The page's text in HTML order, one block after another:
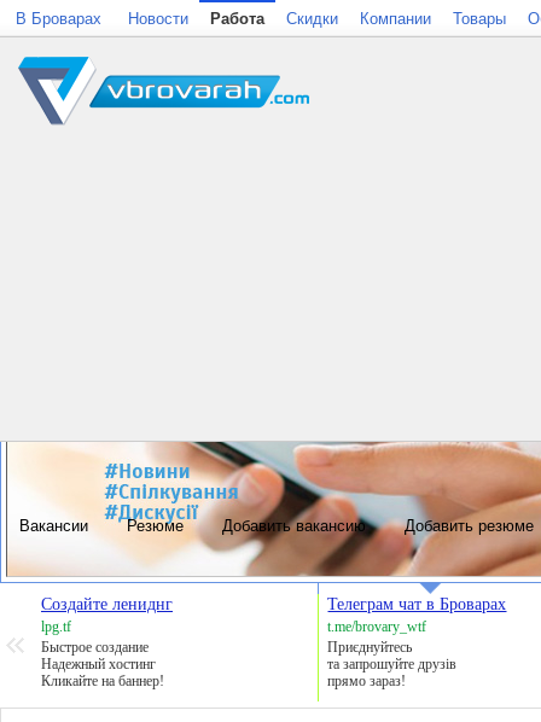
Создайте лениднг
lpg.tf
Быстрое создание
Надежный хостинг
Кликайте на баннер!
Телеграм чат в Броварах
t.me/brovary_wtf
Приєднуйтесь
та запрошуйте друзів
прямо зараз!
В Броварах Новости Работа Скидки Компании Товары
Вакансии Резюме Добавить вакансию Добавить резюме